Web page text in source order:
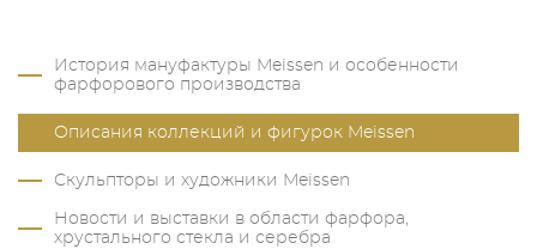
История мануфактуры Meissen и особенности
фарфорового производства
Описания коллекций и фигурок Meissen
Скульпторы и художники Meissen
Новости и выставки в области фарфора,
хрустального стекла и серебра